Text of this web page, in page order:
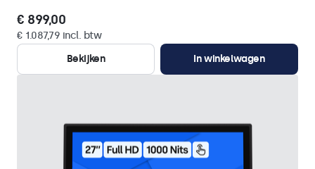
€ 899,00
€ 1.087,79 incl. btw
Bekijken
In winkelwagen